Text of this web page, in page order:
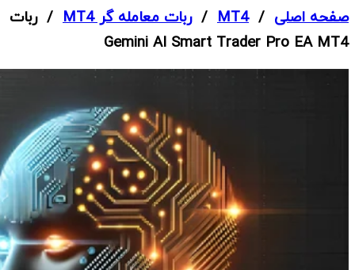
looking
for?
صفحه اصلی /
MT4
/ربات معامله گر MT4
/ ربات
Gemini AI Smart Trader Pro EA MT4